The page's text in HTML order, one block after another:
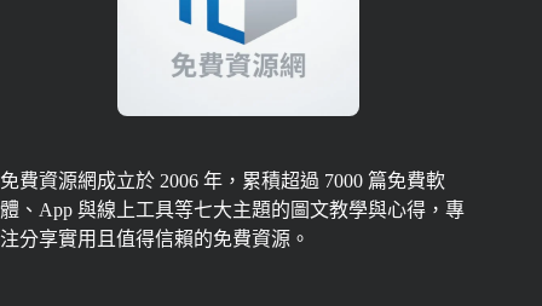
免費資源網成立於 2006 年，累積超過 7000 篇免費軟
體、App 與線上工具等七大主題的圖文教學與心得，專
注分享實用且值得信賴的免費資源。